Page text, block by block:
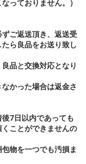
っておりません。）
ご返送頂き、返送受
ら良品をお送り致し
品と交換対応となり
かった場合は返金さ
7日以内であっても
ことができませんの
物を一つでも汚損ま